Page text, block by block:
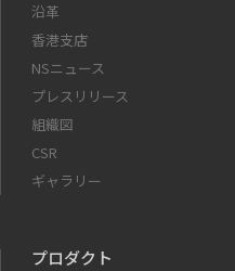
沿革
香港支店
NSニュース
プレスリリース
組織図
CSR
ギャラリー
プロダクト